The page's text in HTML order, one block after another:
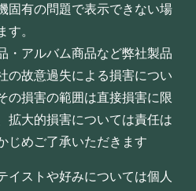
固有の問題で表示できない場
す。
・アルバム商品など弊社製品
の故意過失による損害につい
の損害の範囲は直接損害に限
拡大的損害については責任は
じめご了承いただきます
イストや好みについては個人